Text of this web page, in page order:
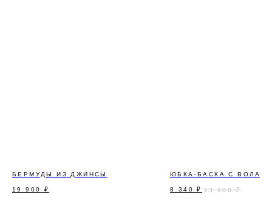
БЕРМУДЫ ИЗ ДЖИНСЫ
19 900 ₽
ЮБКА-БАСКА С
8 340 ₽ 13 900 ₽